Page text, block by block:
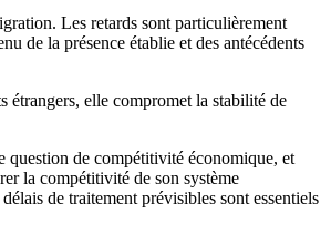
Les retards sont particulièrement
de la présence établie et des antécédents
étrangers, elle compromet la stabilité de
question de compétitivité économique, et
la compétitivité de son système
de traitement prévisibles sont essentiels